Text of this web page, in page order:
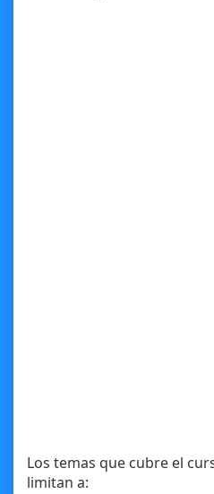
Los temas que cubre el
limitan a: